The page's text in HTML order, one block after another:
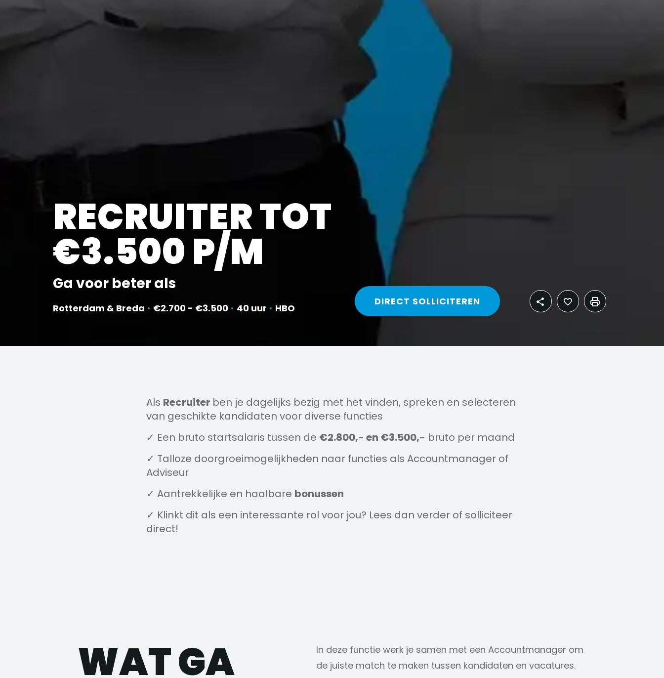
Ga voor beter als
RECRUITER TOT
€3.500 P/M
Rotterdam & Breda • €2.700 - €3.500 • 40 uur • HBO
DIRECT SOLLICITEREN
Als Recruiter ben je dagelijks bezig met het vinden, spreken en selecteren
van geschikte kandidaten voor diverse functies
✓ Een bruto startsalaris tussen de €2.800,- en €3.500,- bruto per maand
✓ Talloze doorgroeimogelijkheden naar functies als Accountmanager of
Adviseur
✓ Aantrekkelijke en haalbare bonussen
✓ Klinkt dit als een interessante rol voor jou? Lees dan verder of solliciteer
direct!
WAT GA
In deze functie werk je samen met een Accountmanager om
de juiste match te maken tussen kandidaten en vacatures.